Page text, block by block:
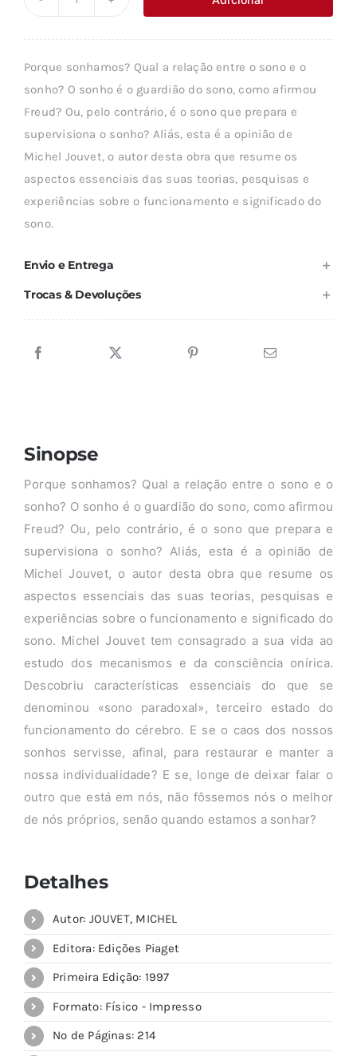
era:
é:
O
Porque sonhamos? Qual a relação entre o sono e o
sonho? O sonho é o guardião do sono, como afirmou
Freud? Ou, pelo contrário, é o sono que prepara e
supervisiona o sonho? Aliás, esta é a opinião de
Michel Jouvet, o autor desta obra que resume os
aspectos essenciais das suas teorias, pesquisas e
experiências sobre o funcionamento e significado do
sono.
Envio e Entrega
Trocas & Devoluções
Sinopse
Porque sonhamos? Qual a relação entre o sono e o
sonho? O sonho é o guardião do sono, como afirmou
Freud? Ou, pelo contrário, é o sono que prepara e
supervisiona o sonho? Aliás, esta é a opinião de
Michel Jouvet, o autor desta obra que resume os
aspectos essenciais das suas teorias, pesquisas e
experiências sobre o funcionamento e significado do
sono. Michel Jouvet tem consagrado a sua vida ao
estudo dos mecanismos e da consciência onírica.
Descobriu características essenciais do que se
denominou «sono paradoxal», terceiro estado do
funcionamento do cérebro. E se o caos dos nossos
sonhos servisse, afinal, para restaurar e manter a
nossa individualidade? E se, longe de deixar falar o
outro que está em nós, não fôssemos nós o melhor
de nós próprios, senão quando estamos a sonhar?
Detalhes
Autor: JOUVET, MICHEL
Editora: Edições Piaget
Primeira Edição: 1997
Formato: Físico - Impresso
Nº de Páginas: 214